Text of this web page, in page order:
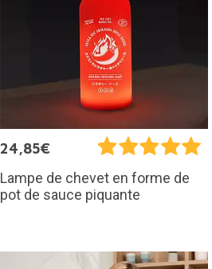
24,85€
Lampe de chevet en forme de
pot de sauce piquante